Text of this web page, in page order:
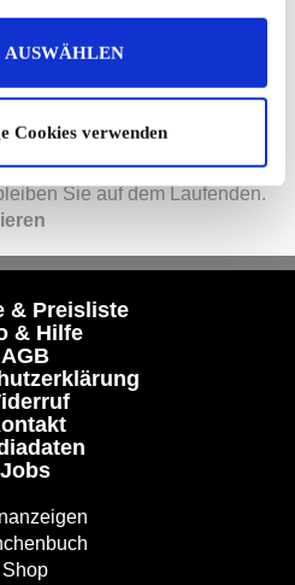
AUSWÄHLEN
Cookies verwenden
OLDTIMER MARKT
Social-Media-Seiten oder
|Termine-App
Sie auf dem Laufenden.
& Preisliste
& Hilfe
AGB
Jobs
Shop